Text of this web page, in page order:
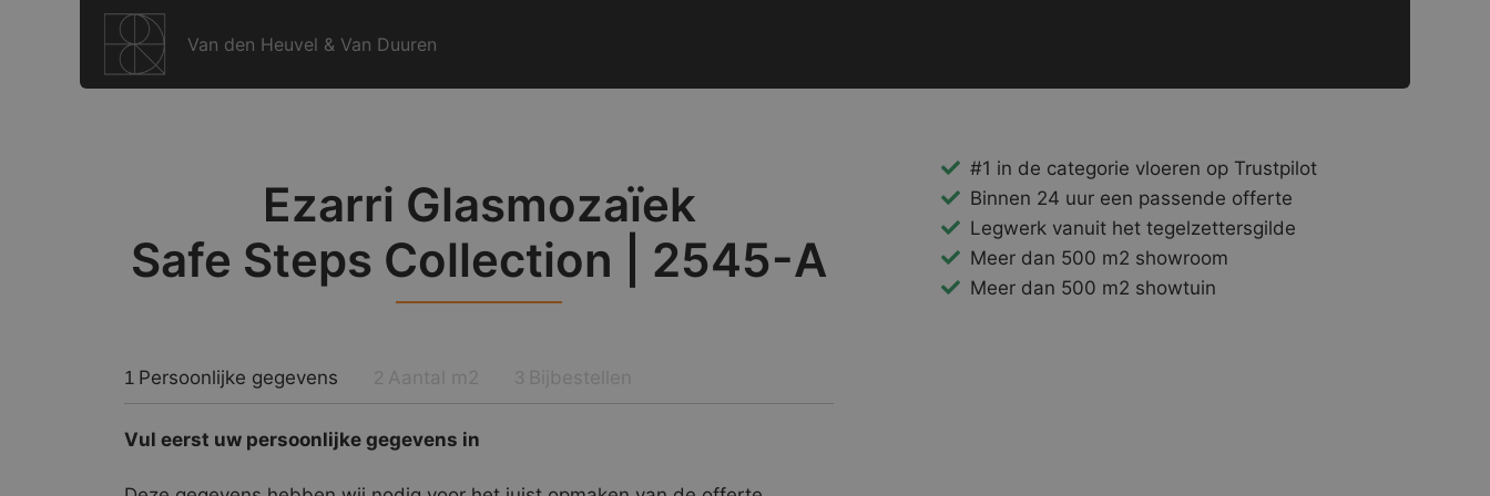
Van den Heuvel & Van Duuren
Ezarri Glasmozaïek
Safe Steps Collection | 2545-A
1 Persoonlijke gegevens
Vul eerst uw persoonlijke gegevens in
#1 in de categorie vloeren op Trustpilot
Binnen 24 uur een passende offerte
Legwerk vanuit het tegelzettersgilde
Meer dan 500 m2 showroom
Meer dan 500 m2 showtuin